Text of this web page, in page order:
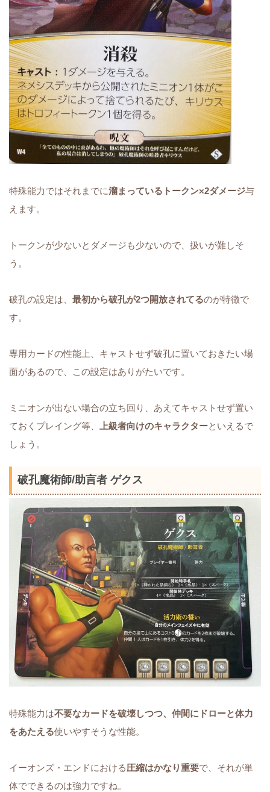
特殊能力ではそれまでに溜まっているトークン×2ダメージ与
えます。
トークンが少ないとダメージも少ないので、扱いが難しそ
う。
破孔の設定は、 最初から破孔が2つ開放されてるのが特徴で
す。
専用カードの性能上、キャストせず破孔に置いておきたい場
面があるので、この設定はありがたいです。
ミニオンが出ない場合の立ち回り、あえてキャストせず置い
ておくプレイング等、
上級者向けのキャラクターといえるで
しょう。
破孔魔術師/助言者 ゲクス
特殊能力は不要なカードを破壊しつつ、仲間にドローと体力
をあたえる使いやすそうな性能。
イーオンズ・エンドにおける圧縮はかなり重要で、それが単
体でできるのは強力ですね。